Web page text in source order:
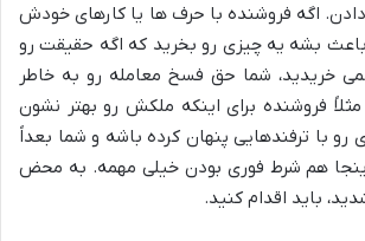
اگه فروشنده با حرف ها یا کارهای خودش
بشه یه چیزی رو بخرید که اگه حقیقت رو
خریدید، شما حق فسخ معامله رو به خاطر
فروشنده برای اینکه ملکش رو بهتر نشون
رو با ترفندهایی پنهان کرده باشه و شما بعداً
اینجا هم شرط فوری بودن خیلی مهمه. به محض
باید اقدام کنید.